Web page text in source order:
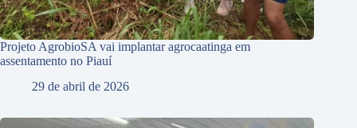
Projeto AgrobioSA vai implantar agrocaatinga em
assentamento no Piauí
29 de abril de 2026